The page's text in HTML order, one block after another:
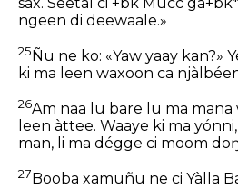
ngeen di deewaale.»
25Ñu ne ko: «Yaw yaay kan?»
ki ma leen waxoon ca
26Am naa lu bare lu ma mana
leen àttee. Waaye ki ma
man, li ma dégge ci moom
27 Booba xamuñu ne ci Yàlla